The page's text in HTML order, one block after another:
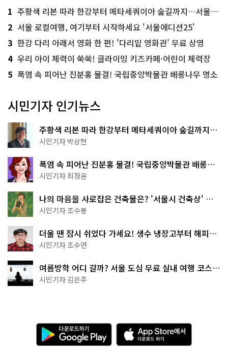
1 주황색 리본 따라 한강부터 메타세쿼이아 숲길까지…서울둘레길 15코스
2 서울 로컬여행, 여기부터 시작하세요 '서울에디션25'
3 한강 다리 아래서 영화 한 편! '다리밑 영화관' 무료 상영
4 우리 아이 체력이 쑥쑥! 클라이밍 키즈카페·어린이 체력장
5 폭염 속 피어난 진분홍 물결! 국립중앙박물관 배롱나무 명소
시민기자 인기뉴스
주황색 리본 따라 한강부터 메타세쿼이아 숲길까지…
서울둘레길 15코스
시민기자 박상현
폭염 속 피어난 진분홍 물결! 국립중앙박물관 배롱나
무 명소
시민기자 최정윤
나의 마음을 사로잡은 건축물은? '서울시 건축상' 수
상작 공개!
시민기자 조수봉
더울 땐 잠시 쉬었다 가세요! 생수 냉장고부터 해피소
·무더위쉼터까지
시민기자 조수연
여름방학 어디 갈까? 서울 도심 무료 실내 여행 코스
추천
시민기자 김은주
다
운
로
A
p
p